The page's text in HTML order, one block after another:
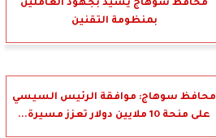
محافظ سوهاج يشيد بجهود العاملين
بمنظومة التقنين
محافظ سوهاج: موافقة الرئيس السيسي
على منحة 10 ملايين دولار تعزز مسيرة...